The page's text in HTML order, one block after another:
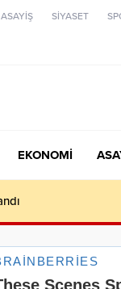
ASAYİŞ SİYASET
EKONOMİ